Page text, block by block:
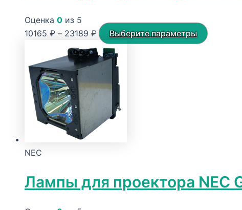
Оценка 0 из 5
10165 ₽ – 23189 ₽Диапазон
цен:
10165 ₽
23189 ₽
Выберите параметры
Этот
NEC
Лампы для проектора NEC